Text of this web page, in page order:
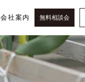
会社案内 無料相談会